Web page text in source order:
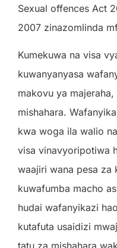
Sexual offences Act
2007 zinazomlinda
Kumekuwa na visa
kuwanyanyasa
makovu ya
mishahara.
kwa woga ila walio
visa vinavyoripotiwa
waajiri wana pesa za
kuwafumba macho
hudai wafanyikazi
kutafuta usaidizi